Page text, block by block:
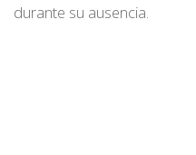
durante su ausencia.